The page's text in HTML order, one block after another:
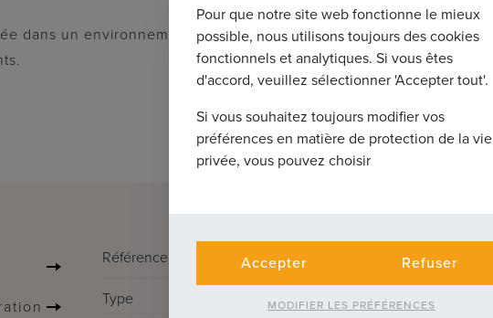
dans un environnement accueillant pour les enfants, au
Référence
Type
Pour que notre site web fonctionne le mieux
possible, nous utilisons toujours des cookies
fonctionnels et analytiques. Si vous êtes
d'accord, veuillez sélectionner 'Accepter tout'.
Si vous souhaitez toujours modifier vos
préférences en matière de protection de la vie
privée, vous pouvez choisir
Accepter Refuser
MODIFIER LES PRÉFÉRENCES